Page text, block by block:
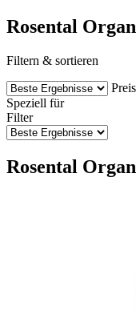
Rosental
Filtern & sortieren
Preis
Speziell für
Filter
Rosental